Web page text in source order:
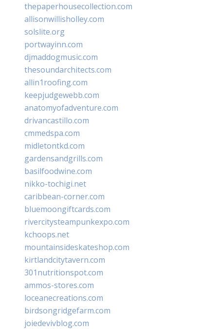
thepaperhousecollection.com
allisonwillisholley.com
solslite.org
portwayinn.com
djmaddogmusic.com
thesoundarchitects.com
allin1roofing.com
keepjudgewebb.com
anatomyofadventure.com
drivancastillo.com
cmmedspa.com
midletontkd.com
gardensandgrills.com
basilfoodwine.com
nikko-tochigi.net
caribbean-corner.com
bluemoongiftcards.com
rivercitysteampunkexpo.com
kchoops.net
mountainsideskateshop.com
kirtlandcitytavern.com
301nutritionspot.com
ammos-stores.com
loceanecreations.com
birdsongridgefarm.com
joiedevivblog.com